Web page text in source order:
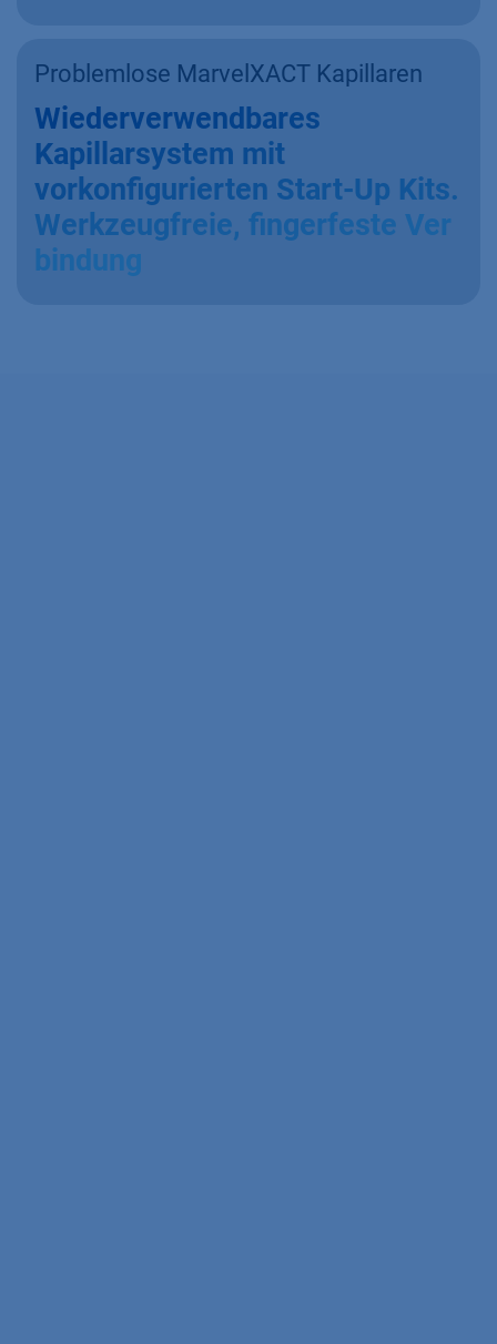
Problemlose MarvelXACT Kapillaren
Wiederverwendbares
Kapillarsystem mit
vorkonfigurierten Start-Up Kits.
Werkzeugfreie, fingerfeste Ver
bindung